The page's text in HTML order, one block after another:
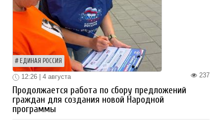
ЕДИНАЯ РОССИЯ
237
12:26 | 4 августа
Продолжается работа по сбору предложений
граждан для создания новой Народной
программы